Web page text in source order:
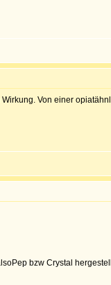
Von einer
bzw Crystal